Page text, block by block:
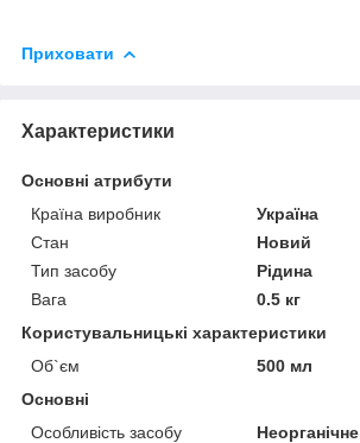
Приховати
Характеристики
Основні атрибути
Країна виробник
Україна
Стан
Новий
Тип засобу
Рідина
Вага
0.5 кг
Користувальницькі характеристики
Об`єм
500 мл
Основні
Особливість засобу
Неорганічне